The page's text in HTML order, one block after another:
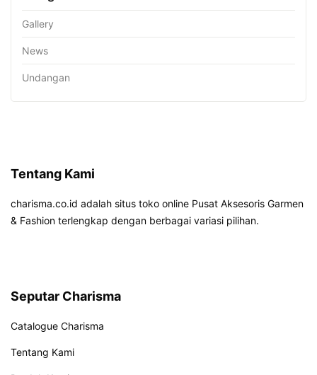
Gallery
News
Undangan
Tentang Kami
charisma.co.id adalah situs toko online Pusat Aksesoris Garmen
& Fashion terlengkap dengan berbagai variasi pilihan.
Seputar Charisma
Catalogue Charisma
Tentang Kami